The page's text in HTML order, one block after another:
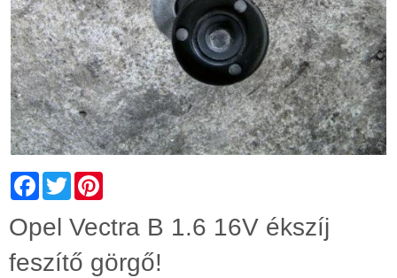
Facebook
Twitter
Cím:
Opel Vectra B 1.6 16V ékszíj
feszítő görgő!